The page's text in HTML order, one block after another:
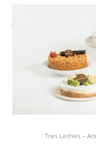
Tres Leches –